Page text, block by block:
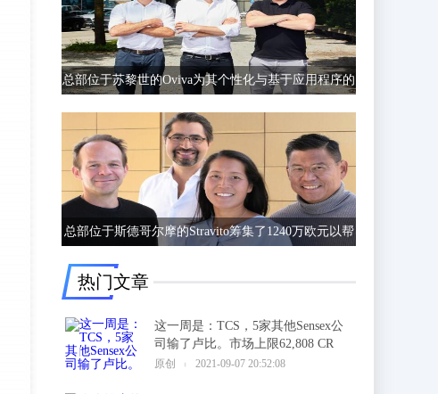
总部位于苏黎世的Oviva为其个性化与基于应用程序的
总部位于斯德哥尔摩的Stravito筹集了1240万欧元以帮
热门文章
这一周是：TCS，5家其他Sensex公
司输了卢比。市场上限62,808 CR
原创 2021-09-07 20:52:08
1